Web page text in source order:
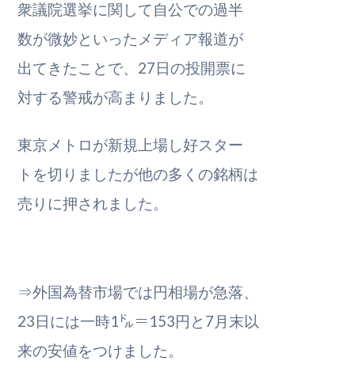
衆議院選挙に関して自公での過半
数が微妙といったメディア報道が
出てきたことで、27日の投開票に
対する警戒が高まりました。
東京メトロが新規上場し好スター
トを切りましたが他の多くの銘柄は
売りに押されました。
⇒外国為替市場では円相場が急落、
23日には一時1㌦＝153円と7月末以
来の安値をつけました。